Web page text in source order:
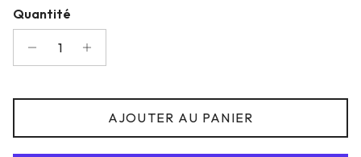
Quantité
AJOUTER AU PANIER